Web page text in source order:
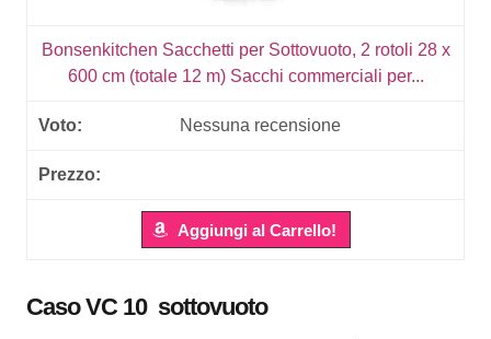
Bonsenkitchen Sacchetti per Sottovuoto, 2 rotoli 28 x
600 cm (totale 12 m) Sacchi commerciali per...
Nessuna recensione
Aggiungi al Carrello!
Caso VC 10 sottovuoto